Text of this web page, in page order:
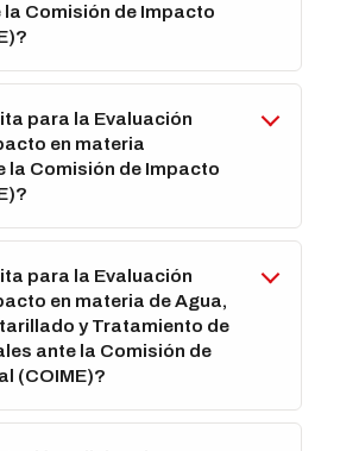
Comisión de Impacto
para la Evaluación
en materia
la Comisión de Impacto
para la Evaluación
en materia de Agua,
y Tratamiento de
ante la Comisión de
(COIME)?